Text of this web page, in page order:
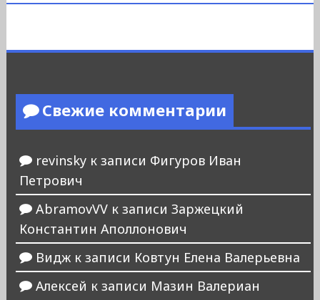
Свежие комментарии
revinskyк записи Фигуров Иван
Петрович
AbramovVVк записи Заржецкий
Константин Аполлонович
Виджк записи Ковтун Елена Валерьевна
Алексей к записи Мазин Валериан